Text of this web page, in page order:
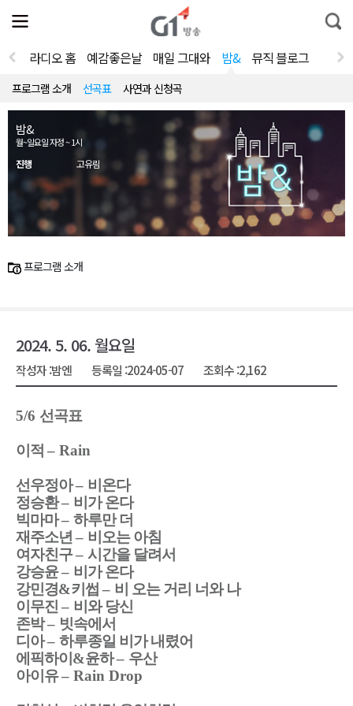
전
체
뉴
열
통
합
라디오 홈 예감좋은날 매일 그대와 밤& 뮤직 블로그
프로그램 소개 선곡표 사연과 신청곡
밤&
월~일요일 자정 ~ 1시
진행 고유림
프로그램 소개
2024. 5. 06. 월요일
작성자 :밤엔 등록일 :2024-05-07 조회수 :2,162
5/6 선곡표
이적 – Rain
선우정아– 비온다
정승환– 비가 온다
빅마마– 하루만 더
재주소년 – 비오는 아침
여자친구– 시간을 달려서
강승윤– 비가 온다
강민경&키썹 – 비 오는 거리 너와 나
이무진 – 비와 당신
존박– 빗속에서
디아– 하루종일 비가 내렸어
에픽하이 &윤하– 우산
아이유– Rain Drop